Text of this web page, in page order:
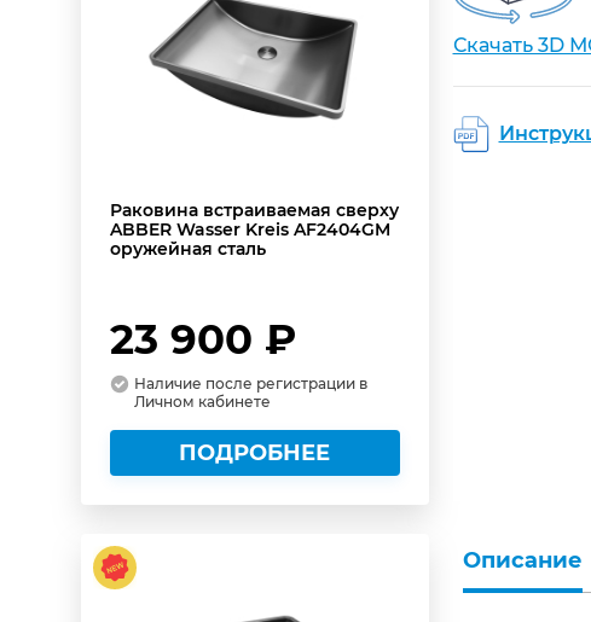
Раковина встраиваемая сверху
ABBER Wasser Kreis AF2404GM
оружейная сталь
23 900 ₽
Наличие после регистрации в
Личном кабинете
ПОДРОБНЕЕ
Скачать 3D
Описание